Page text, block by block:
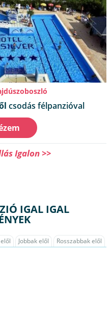
csodás félpanzióval
Igalon >>
IGAL IGAL
Jobbak elől Rosszabbak elől